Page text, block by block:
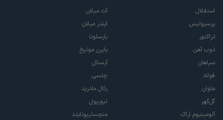
استقلال
پرسپولیس
تراکتور
ذوب آهن
سپاهان
فولاد
ملوان
گل‌گهر
آلومینیوم اراک
آث میلان
اینتر میلان
بارسلونا
بایرن مونیخ
آرسنال
چلسی
رئال مادرید
لیورپول
منچستریونایتد